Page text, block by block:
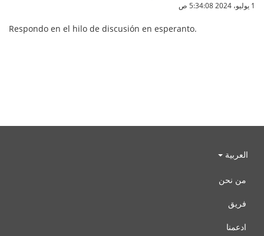
1 يوليو، 2024 5:34:08 ص
Respondo en el hilo de discusión en esperanto.
العربية
من نحن
فريق
ادعمنا